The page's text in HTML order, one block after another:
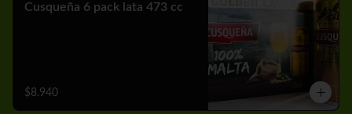
Cusqueña 6 pack lata 473 cc
$8.940